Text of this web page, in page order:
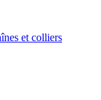
et colliers